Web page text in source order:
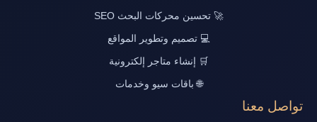
🚀 تحسين محركات البحث SEO
💻 تصميم وتطوير المواقع
🛒 إنشاء متاجر إلكترونية
🌐 باقات سيو وخدمات
تواصل معنا